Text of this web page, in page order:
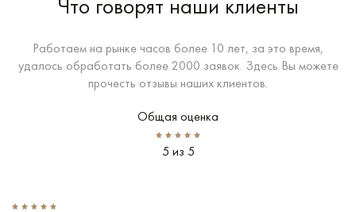
Что говорят наши клиенты
Работаем на рынке часов более 10 лет, за это время,
удалось обработать более 2000 заявок. Здесь Вы можете
прочесть отзывы наших клиентов.
Общая оценка
5 из 5